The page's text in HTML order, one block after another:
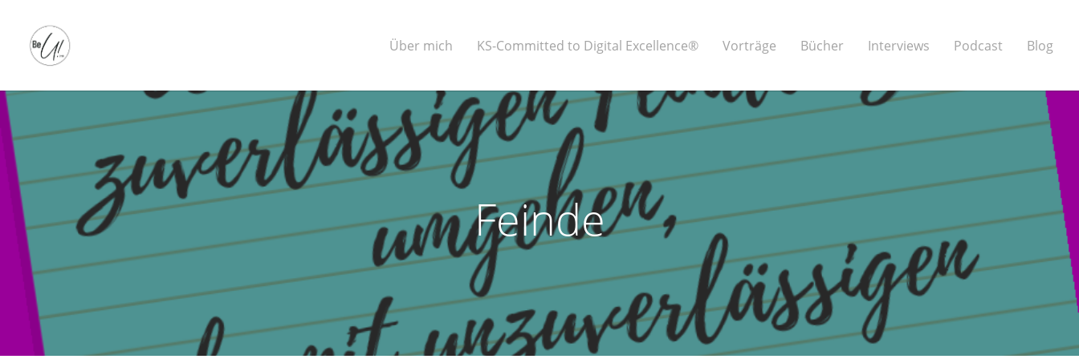
Über mich KS-Committed to Digital Excellence® Vorträge Bücher Interviews Podcast Blog
Feinde